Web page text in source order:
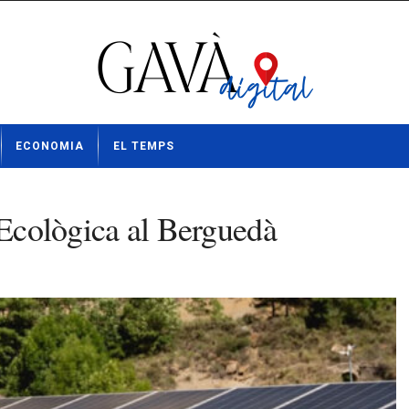
ECONOMIA EL TEMPS
al Berguedà